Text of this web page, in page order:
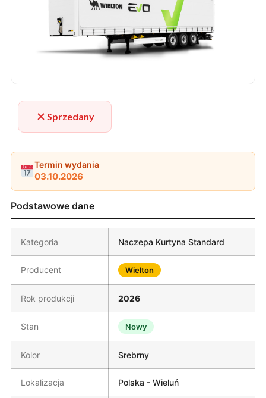
Sprzedany
Termin wydania
03.10.2026
Podstawowe dane
Kategoria Naczepa Kurtyna Standard
Producent Wielton
Rok produkcji 2026
Stan Nowy
Kolor Srebrny
Lokalizacja Polska - Wieluń